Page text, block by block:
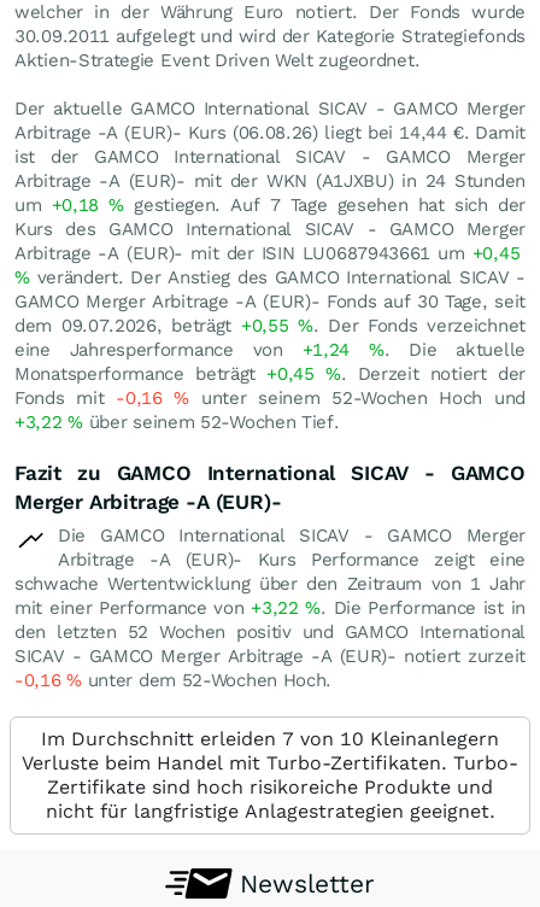
welcher in der Währung Euro notiert. Der Fonds wurde
30.09.2011 aufgelegt und wird der Kategorie Strategiefonds
Aktien-Strategie Event Driven Welt zugeordnet.
Der aktuelle GAMCO International SICAV - GAMCO Merger
Arbitrage -A (EUR)- Kurs (06.08.26) liegt bei 14,44 €. Damit
ist der GAMCO International SICAV - GAMCO Merger
Arbitrage -A (EUR)- mit der WKN (A1JXBU) in 24 Stunden
um +0,18%gestiegen. Auf 7 Tage gesehen hat sich der
Kurs des GAMCO International SICAV - GAMCO Merger
Arbitrage -A (EUR)- mit der ISIN LU0687943661 um +0,45
%verändert. Der Anstieg des GAMCO International SICAV -
GAMCO Merger Arbitrage -A (EUR)- Fonds auf 30 Tage, seit
dem 09.07.2026, beträgt +0,55%. Der Fonds verzeichnet
eine Jahresperformance von +1,24%. Die aktuelle
Monatsperformance beträgt +0,45 %. Derzeit notiert der
Fonds mit -0,16% unter seinem 52-Wochen Hoch und
+3,22%über seinem 52-Wochen Tief.
Fazit zu GAMCO International SICAV - GAMCO
Merger Arbitrage -A (EUR)-
Die GAMCO International SICAV - GAMCO Merger
Arbitrage -A (EUR)- Kurs Performance zeigt eine
schwache Wertentwicklung über den Zeitraum von 1 Jahr
mit einer Performance von +3,22%. Die Performance ist in
den letzten 52 Wochen positiv und GAMCO International
SICAV - GAMCO Merger Arbitrage -A (EUR)- notiert zurzeit
-0,16%unter dem 52-Wochen Hoch.
Im Durchschnitt erleiden 7 von 10 Kleinanlegern
Verluste beim Handel mit Turbo-Zertifikaten. Turbo-
Zertifikate sind hoch risikoreiche Produkte und
nicht für langfristige Anlagestrategien geeignet.
Newsletter